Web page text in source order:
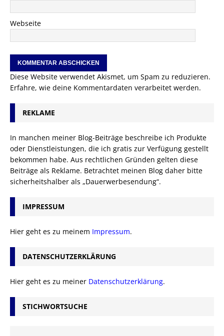
Webseite
Diese Website verwendet Akismet, um Spam zu reduzieren.
Erfahre, wie deine Kommentardaten verarbeitet werden.
REKLAME
In manchen meiner Blog-Beiträge beschreibe ich Produkte
oder Dienstleistungen, die ich gratis zur Verfügung gestellt
bekommen habe. Aus rechtlichen Gründen gelten diese
Beiträge als Reklame. Betrachtet meinen Blog daher bitte
sicherheitshalber als „Dauerwerbesendung“.
IMPRESSUM
Hier geht es zu meinem Impressum.
DATENSCHUTZERKLÄRUNG
Hier geht es zu meiner Datenschutzerklärung.
STICHWORTSUCHE